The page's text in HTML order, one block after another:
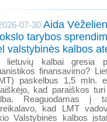
07-30 Aida
tarybos
valstybinės kalbos
lietuvių kalbai gresia
finansavimo?
paskelbus 1,5 mln.
kad paraiškos
Reaguodamas į
kad LMT
Valstybinės kalbos